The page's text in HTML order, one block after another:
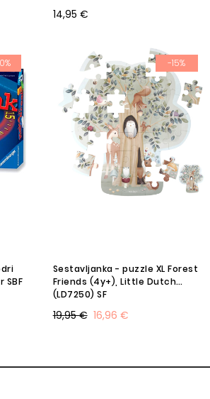
14,95 €
SBF
-15%
Sestavljanka - puzzle XL Forest
Friends (4y+), Little Dutch
(LD7250) SF
16,96 €
19,95 €